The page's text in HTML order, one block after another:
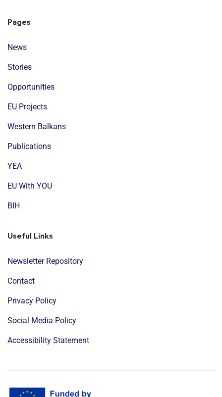
Pages
News
Stories
Opportunities
EU Projects
Western Balkans
Publications
YEA
EU With YOU
BIH
Useful Links
Newsletter Repository
Contact
Privacy Policy
Social Media Policy
Accessibility Statement